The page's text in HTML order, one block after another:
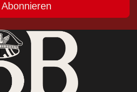
Abonnieren